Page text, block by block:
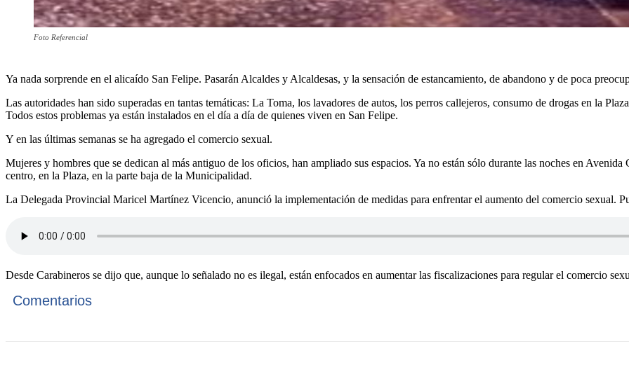
Foto Referencial
Ya nada sorprende en el alicaído San Felipe. Pasarán Alcaldes y Alcaldesas, y la sensación de estancamiento, de abandono y de poca
Las autoridades han sido superadas en tantas temáticas: La Toma, los lavadores de autos, los perros callejeros, consumo de drogas en la
Todos estos problemas ya están instalados en el día a día de quienes viven en San Felipe.
Y en las últimas semanas se ha agregado el comercio sexual.
Mujeres y hombres que se dedican al más antiguo de los oficios, han ampliado sus espacios. Ya no están sólo durante las noches en
centro, en la Plaza, en la parte baja de la Municipalidad.
La Delegada Provincial Maricel Martínez Vicencio, anunció la implementación de medidas para enfrentar el aumento del comercio sexual.
Desde Carabineros se dijo que, aunque lo señalado no es ilegal, están enfocados en aumentar las fiscalizaciones para regular el comercio
Comentarios